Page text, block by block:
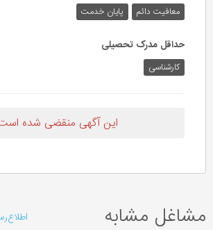
معافیت دائم پایان خدمت
حداقل مدرک تحصیلی
کارشناسی
این آگهی منقضی شده
مشاغل مشابه